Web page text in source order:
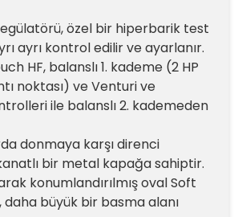
özel bir hiperbarik test
ayrı kontrol edilir ve ayarlanır.
HF, balanslı 1. kademe (2 HP
noktası) ve Venturi ve
ile balanslı 2. kademeden
donmaya karşı direnci
bir metal kapağa sahiptir.
konumlandırılmış oval Soft
daha büyük bir basma alanı